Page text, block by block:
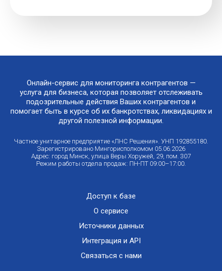
Онлайн-сервис для мониторинга контрагентов —
услуга для бизнеса, которая позволяет отслеживать
подозрительные действия Ваших контрагентов и
помогает быть в курсе об их банкротствах, ликвидациях и
другой полезной информации.
Частное унитарное предприятие «ЛНС Решения». УНП 192855180.
Зарегистрировано Мингорисполкомом 05.06.2026
Адрес: город Минск, улица Веры Хоружей, 29, пом. 307
Режим работы отдела продаж: ПН-ПТ 09:00–17:00.
Доступ к базе
О сервисе
Источники данных
Интеграция и API
Связаться с нами